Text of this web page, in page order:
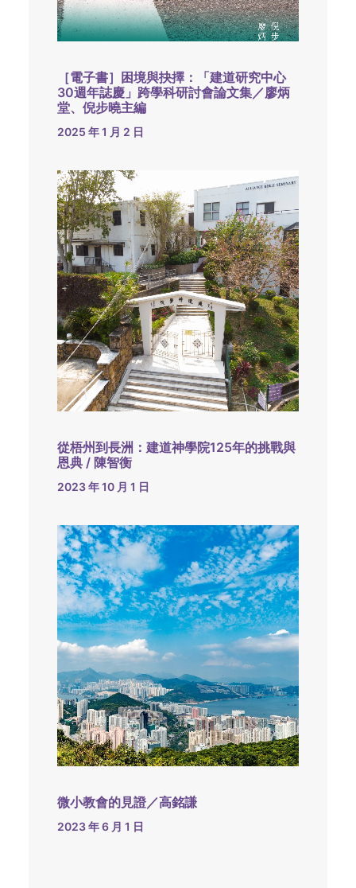
［電子書］困境與抉擇：「建道研究中心
30週年誌慶」跨學科研討會論文集／廖炳
堂、倪步曉主編
2025 年 1 月 2 日
從梧州到長洲：建道神學院125年的挑戰與
恩典 / 陳智衡
2023 年 10 月 1 日
微小教會的見證／高銘謙
2023 年 6 月 1 日